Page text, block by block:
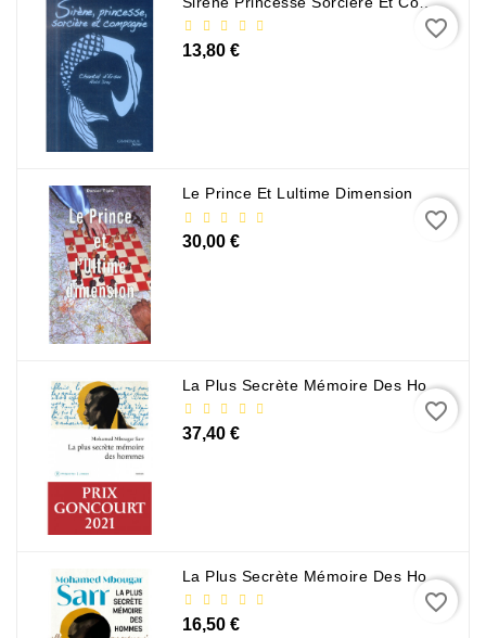
Nouvelles
Genre
Romance
Humaines
Sociales
Sciences
Techniques
Tourisme
Voyages
Scolaire
Loisirs
13,80 €
favorite_border
Le Prince Et Lultime Dimension
30,00 €
favorite_border
La Plus Secrète Mémoire Des Hommes - Mohamed Mbougar Sarr
37,40 €
favorite_border
La Plus Secrète Mémoire Des Hommes - Mohamed Mbougar Sarr
16,50 €
favorite_border